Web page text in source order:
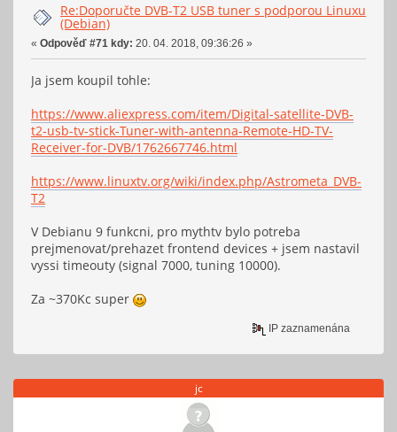
Re:Doporučte DVB-T2 USB tuner s podporou Linuxu
(Debian)
« Odpověď #71 kdy: 20. 04. 2018, 09:36:26 »
Ja jsem koupil tohle:
https://www.aliexpress.com/item/Digital-satellite-DVB-
t2-usb-tv-stick-Tuner-with-antenna-Remote-HD-TV-
Receiver-for-DVB/1762667746.html
https://www.linuxtv.org/wiki/index.php/Astrometa_DVB-
T2
V Debianu 9 funkcni, pro mythtv bylo potreba
prejmenovat/prehazet frontend devices + jsem nastavil
vyssi timeouty (signal 7000, tuning 10000).
Za ~370Kc super
IP zaznamenána
jc